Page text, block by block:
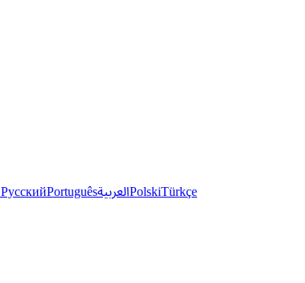
РусскийPortuguêsالعربيةPolskiTürkçe